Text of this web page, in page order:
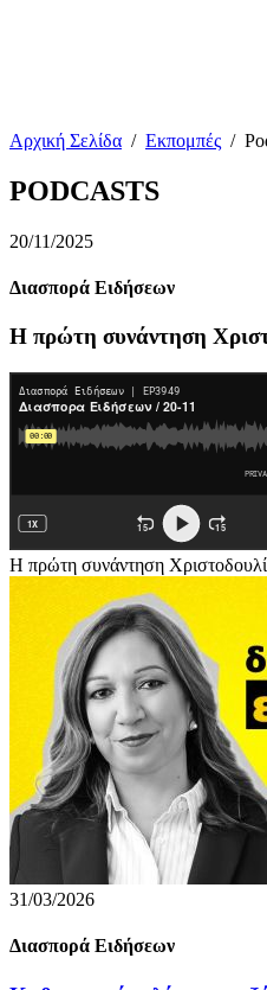
Αρχική Σελίδα / Εκπομπές /
PODCASTS
20/11/2025
Διασπορά Ειδήσεων
Η πρώτη συνάντηση
Η πρώτη συνάντηση
31/03/2026
Διασπορά Ειδήσεων